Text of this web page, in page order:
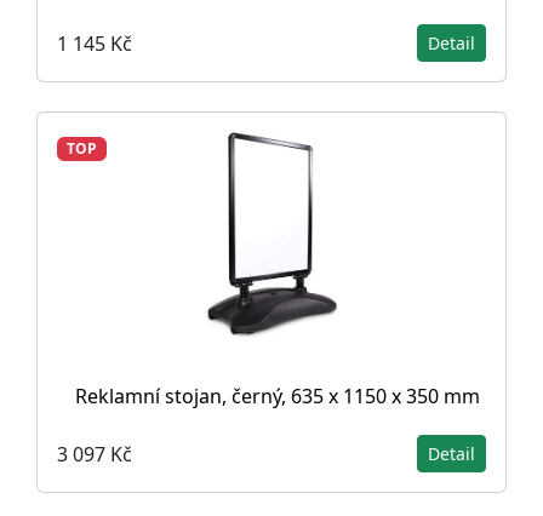
1 145 Kč Detail
TOP
Reklamní stojan, černý, 635 x 1150 x 350 mm
3 097 Kč Detail